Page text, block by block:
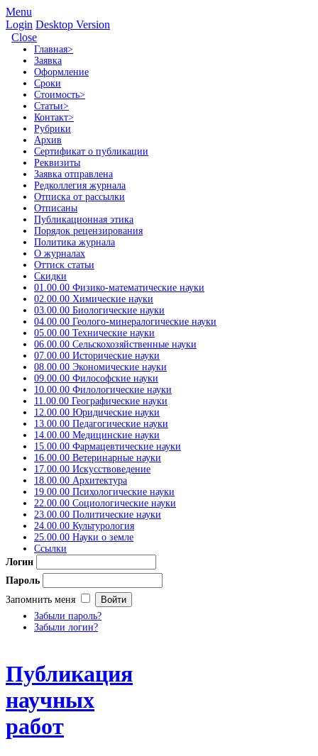
Menu
Login Desktop Version
Close
Главная>
Заявка
Оформление
Сроки
Стоимость>
Статьи>
Контакт>
Рубрики
Архив
Сертификат о публикации
Реквизиты
Заявка отправлена
Редколлегия журнала
Отписка от рассылки
Отписаны
Публикационная этика
Порядок рецензирования
Политика журнала
О журналах
Оттиск статьи
Скидки
01.00.00 Физико-математические науки
02.00.00 Химические науки
03.00.00 Биологические науки
04.00.00 Геолого-минералогические науки
05.00.00 Технические науки
06.00.00 Сельскохозяйственные науки
07.00.00 Исторические науки
08.00.00 Экономические науки
09.00.00 Философские науки
10.00.00 Филологические науки
11.00.00 Географические науки
12.00.00 Юридические науки
13.00.00 Педагогические науки
14.00.00 Медицинские науки
15.00.00 Фармацевтические науки
16.00.00 Ветеринарные науки
17.00.00 Искусствоведение
18.00.00 Архитектура
19.00.00 Психологические науки
22.00.00 Социологические науки
23.00.00 Политические науки
24.00.00 Культурология
25.00.00 Науки о земле
Ссылки
Логин
Пароль
Запомнить меня
Забыли пароль?
Забыли логин?
Публикация
научных
работ